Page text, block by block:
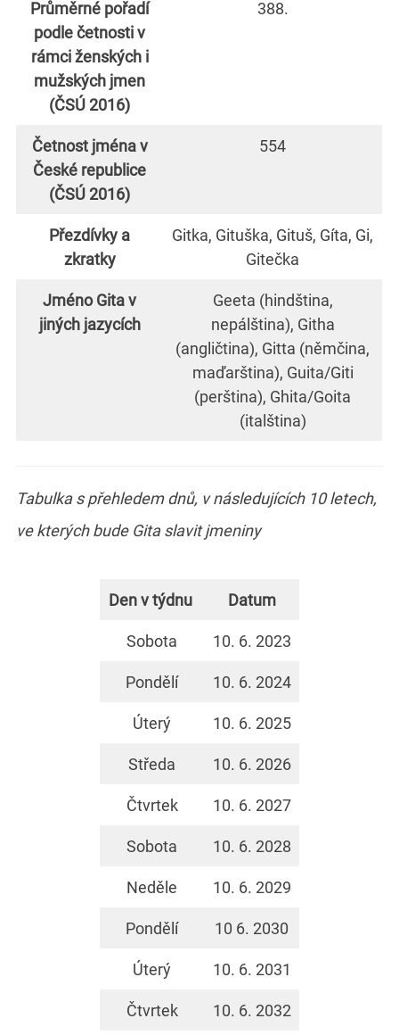
Průměrné pořadí
podle četnosti v
rámci ženských i
mužských jmen
(ČSÚ 2016)
388.
Četnost jména v
České republice
(ČSÚ 2016)
554
Přezdívky a
zkratky
Gitka, Gituška, Gituš, Gíta, Gi,
Gitečka
Jméno Gita v
jiných jazycích
Geeta (hindština,
nepálština), Githa
(angličtina), Gitta (němčina,
maďarština), Guita/Giti
(perština), Ghita/Goita
(italština)
Tabulka s přehledem dnů, v následujících 10 letech,
ve kterých bude Gita slavit jmeniny
Den v týdnu Datum
Sobota 10. 6. 2023
Pondělí 10. 6. 2024
Úterý 10. 6. 2025
Středa 10. 6. 2026
Čtvrtek 10. 6. 2027
Sobota 10. 6. 2028
Neděle 10. 6. 2029
Pondělí 10 6. 2030
Úterý 10. 6. 2031
Čtvrtek 10. 6. 2032